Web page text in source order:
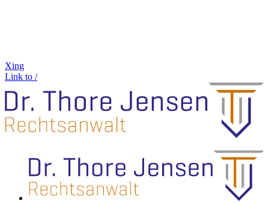
Xing
Link to /